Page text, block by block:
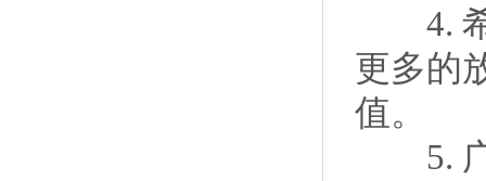
4. 希
更多的
值。
5. 广